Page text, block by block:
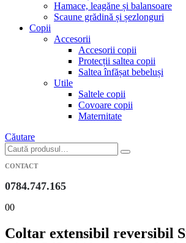
Hamace, leagăne și balansoare
Scaune grădină și șezlonguri
Copii
Accesorii
Accesorii copii
Protecții saltea copii
Saltea înfășat bebeluși
Utile
Saltele copii
Covoare copii
Maternitate
Căutare
CONTACT
0784.747.165
00
Coltar extensibil reversibil